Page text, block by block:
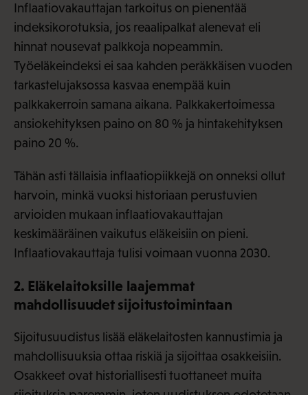
Inflaatiovakauttajan tarkoitus on pienentää
indeksikorotuksia, jos reaalipalkat alenevat eli
hinnat nousevat palkkoja nopeammin.
Työeläkeindeksi ei saa kahden peräkkäisen vuoden
tarkastelujaksossa kasvaa enempää kuin
palkkakerroin samana aikana. Palkkakertoimessa
ansiokehityksen paino on 80 % ja hintakehityksen
paino 20 %.
Tähän asti tällaisia inflaatiopiikkejä on onneksi ollut
harvoin, minkä vuoksi historiaan perustuvien
arvioiden mukaan inflaatiovakauttajan
keskimääräinen vaikutus eläkeisiin on pieni.
Inflaatiovakauttaja tulisi voimaan vuonna 2030.
2. Eläkelaitoksille laajemmat
mahdollisuudet sijoitustoimintaan
Sijoitusuudistus lisää eläkelaitosten kannustimia ja
mahdollisuuksia ottaa riskiä ja sijoittaa osakkeisiin.
Osakkeet ovat historiallisesti tuottaneet muita